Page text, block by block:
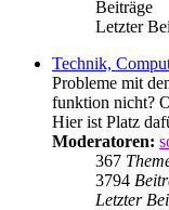
Beiträge
Letzter
Technik,
Probleme mit
funktion nicht?
Hier ist Platz
Moderatoren:
367
3794
Letzter